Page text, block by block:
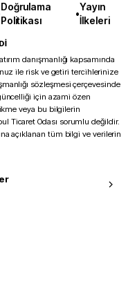
Doğrulama
Politikası
•
Yayın
İlkeleri
danışmanlığı kapsamında
ile risk ve getiri tercihlerinize
sözleşmesi çerçevesinde
için azami özen
veya bu bilgilerin
Ticaret Odası sorumlu değildir.
açıklanan tüm bilgi ve verilerin